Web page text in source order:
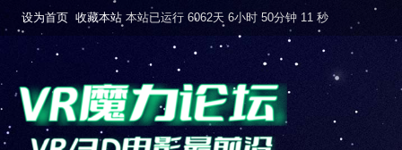
设为首页 收藏本站 本站已运行 6062天 6小时 50分钟 12 秒